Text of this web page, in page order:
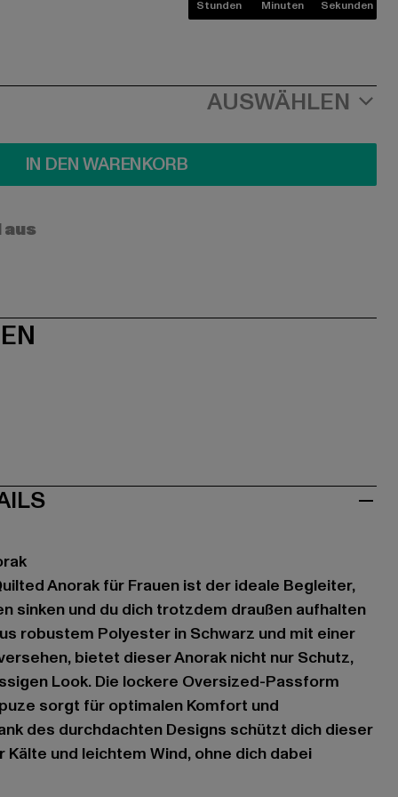
Stunden Minuten Sekunden
AUSWÄHLEN
IN DEN WARENKORB
Anorak für Frauen ist der ideale Begleiter,
sinken und du dich trotzdem draußen aufhalten
robustem Polyester in Schwarz und mit einer
bietet dieser Anorak nicht nur Schutz,
Look. Die lockere Oversized-Passform
sorgt für optimalen Komfort und
des durchdachten Designs schützt dich dieser
Kälte und leichtem Wind, ohne dich dabei